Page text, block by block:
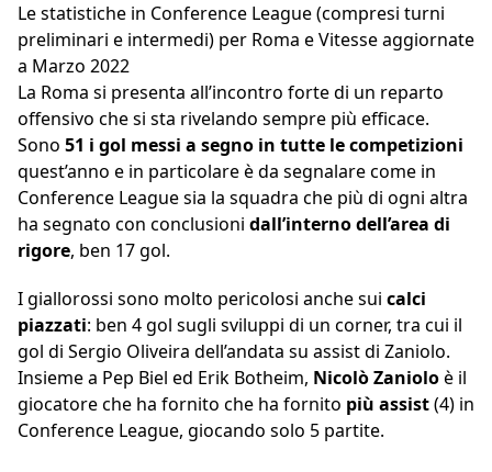
Le statistiche in Conference League (compresi turni
preliminari e intermedi) per Roma e Vitesse aggiornate
a Marzo 2022
La Roma si presenta all’incontro forte di un reparto
offensivo che si sta rivelando sempre più efficace.
Sono 51 i gol messi a segno in tutte le competizioni
quest’anno e in particolare è da segnalare come in
Conference League sia la squadra che più di ogni altra
ha segnato con conclusioni dall’interno dell’area di
rigore, ben 17 gol.
I giallorossi sono molto pericolosi anche sui calci
piazzati: ben 4 gol sugli sviluppi di un corner, tra cui il
gol di Sergio Oliveira dell’andata su assist di Zaniolo.
Insieme a Pep Biel ed Erik Botheim, Nicolò Zanioloè il
giocatore che ha fornito che ha fornito più assist(4) in
Conference League, giocando solo 5 partite.